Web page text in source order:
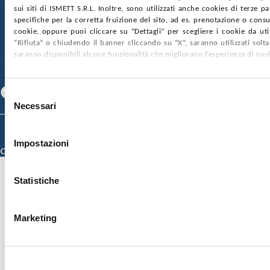
sui siti di ISMETT S.R.L. Inoltre, sono utilizzati anche cookies di terze
specifiche per la corretta fruizione del sito, ad es. prenotazione o
cookie, oppure puoi cliccare su “Dettagli” per scegliere i cookie da
“Rifiuta” o chiudendo il banner cliccando su “X”, saranno utilizzati
saranno disponibili alcune funzionalità che migliorano l’esperienza di
Selezione
delNecessari
Impostazioni
Statistiche
Marketing
SOCIETÀ TRASPARENTE WHISTLEBLOWING
GARE E CONTRATTIPRIVACYCOOKIE POLICY
SOSTIENICIMAPPA DEL SITOACCESSIBILITÀ
CONTATTI
Specializzazione)
Credits